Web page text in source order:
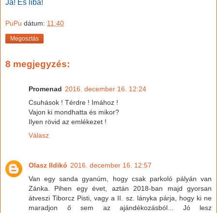
Ja! És liba!
PuPu dátum: 11:40
Megosztás
8 megjegyzés:
Promenad 2016. december 16. 12:24
Csuhások ! Térdre ! Imához !
Vajon ki mondhatta és mikor?
Ilyen rövid az emlékezet !
Válasz
Olasz Ildikó 2016. december 16. 12:57
Van egy sanda gyanúm, hogy csak parkoló pályán van
Zánka. Pihen egy évet, aztán 2018-ban majd gyorsan
átveszi Tiborcz Pisti, vagy a II. sz. lányka párja, hogy ki ne
maradjon ő sem az ajándékozásból... Jó lesz